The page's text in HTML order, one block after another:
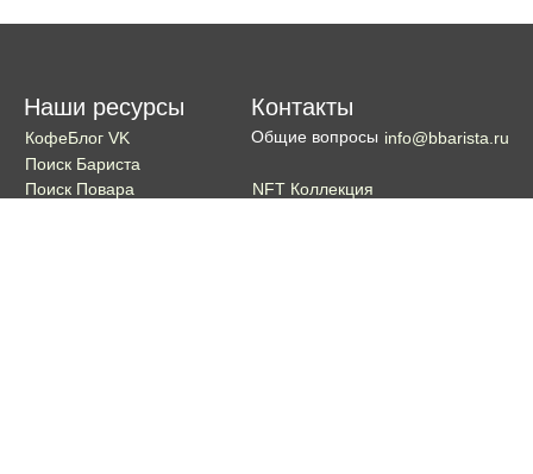
Наши ресурсы
КофеБлог VK
Поиск Бариста
Поиск Повара
Контакты
Общие вопросы info@bbarista.ru
NFT Коллекция